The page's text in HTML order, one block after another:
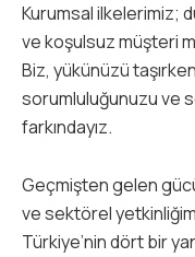
Kurumsal ilkelerimiz;
ve koşulsuz müşteri
Biz, yükünüzü
sorumluluğunuzu ve
farkındayız.
Geçmişten gelen
ve sektörel
Türkiye’nin dört bir